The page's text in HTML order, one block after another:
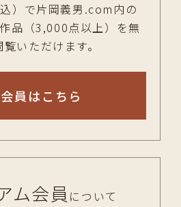
）で片岡義男.com内の
品（3,000点以上）を無
いただけます。
員はこちら
ム会員 について